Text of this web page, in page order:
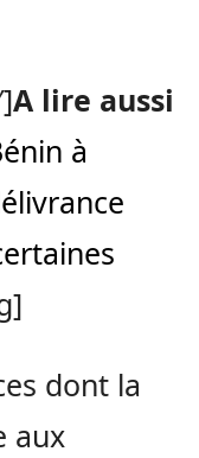
A lire aussi
à
dont la
aux